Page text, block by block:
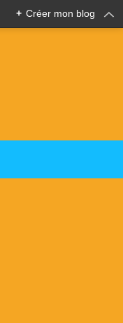
+ Créer mon blog